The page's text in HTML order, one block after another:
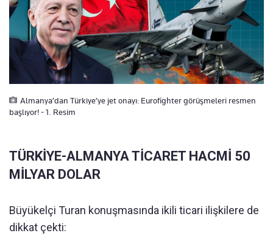
Almanya’dan Türkiye’ye jet onayı: Eurofighter görüşmeleri resmen
başlıyor! - 1. Resim
TÜRKİYE-ALMANYA TİCARET HACMİ 50
MİLYAR DOLAR
Büyükelçi Turan konuşmasında ikili ticari ilişkilere de
dikkat çekti: